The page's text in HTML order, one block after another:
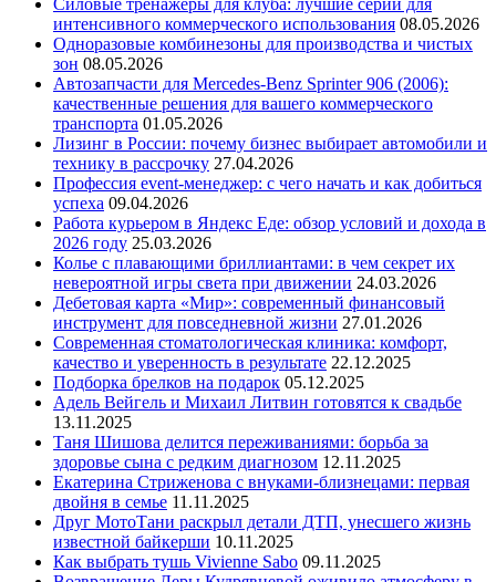
Силовые тренажеры для клуба: лучшие серии для
интенсивного коммерческого использования 08.05.2026
Одноразовые комбинезоны для производства и чистых
зон 08.05.2026
Автозапчасти для Mercedes-Benz Sprinter 906 (2006):
качественные решения для вашего коммерческого
транспорта 01.05.2026
Лизинг в России: почему бизнес выбирает автомобили и
технику в рассрочку 27.04.2026
Профессия event-менеджер: с чего начать и как добиться
успеха 09.04.2026
Работа курьером в Яндекс Еде: обзор условий и дохода в
2026 году 25.03.2026
Колье с плавающими бриллиантами: в чем секрет их
невероятной игры света при движении 24.03.2026
Дебетовая карта «Мир»: современный финансовый
инструмент для повседневной жизни 27.01.2026
Современная стоматологическая клиника: комфорт,
качество и уверенность в результате 22.12.2025
Подборка брелков на подарок 05.12.2025
Адель Вейгель и Михаил Литвин готовятся к свадьбе
13.11.2025
Таня Шишова делится переживаниями: борьба за
здоровье сына с редким диагнозом 12.11.2025
Екатерина Стриженова с внуками-близнецами: первая
двойня в семье 11.11.2025
Друг МотоТани раскрыл детали ДТП, унесшего жизнь
известной байкерши 10.11.2025
Как выбрать тушь Vivienne Sabo 09.11.2025